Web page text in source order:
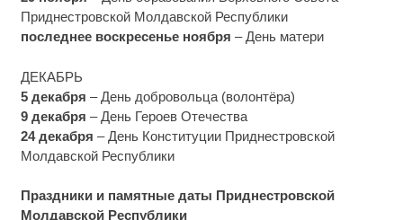
Приднестровской Молдавской Республики
последнее воскресенье ноября – День матери
ДЕКАБРЬ
5 декабря – День добровольца (волонтёра)
9 декабря – День Героев Отечества
24 декабря – День Конституции Приднестровской
Молдавской Республики
Праздники и памятные даты Приднестровской
Молдавской Республики